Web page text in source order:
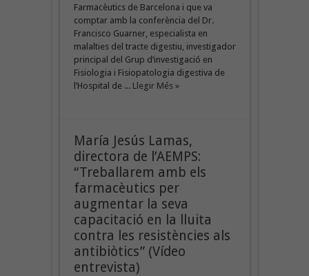
Farmacèutics de Barcelona i que va
comptar amb la conferència del Dr.
Francisco Guarner, especialista en
malalties del tracte digestiu, investigador
principal del Grup d’investigació en
Fisiologia i Fisiopatologia digestiva de
l’Hospital de ... Llegir Més »
María Jesús Lamas,
directora de l’AEMPS:
“Treballarem amb els
farmacèutics per
augmentar la seva
capacitació en la lluita
contra les resistències als
antibiòtics” (Vídeo
entrevista)